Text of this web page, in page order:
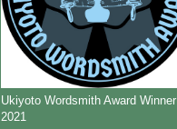
Ukiyoto Wordsmith Award Winner
2021